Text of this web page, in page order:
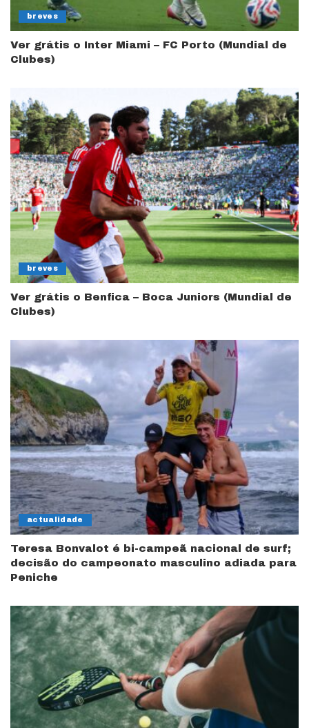
breves
Ver grátis o Inter Miami – FC Porto (Mundial de
Clubes)
breves
Ver grátis o Benfica – Boca Juniors (Mundial de
Clubes)
actualidade
Teresa Bonvalot é bi-campeã nacional de surf;
decisão do campeonato masculino adiada para
Peniche